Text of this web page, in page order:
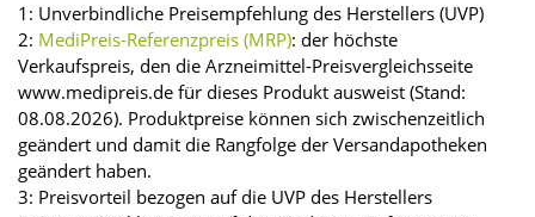
1: Unverbindliche Preisempfehlung des Herstellers (UVP)
2: MediPreis-Referenzpreis (MRP): der höchste
Verkaufspreis, den die Arzneimittel-Preisvergleichsseite
www.medipreis.de für dieses Produkt ausweist (Stand:
08.08.2026). Produktpreise können sich zwischenzeitlich
geändert und damit die Rangfolge der Versandapotheken
geändert haben.
3: Preisvorteil bezogen auf die UVP des Herstellers